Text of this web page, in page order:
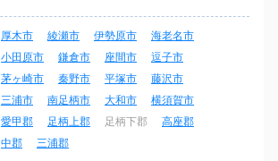
厚木市 綾瀬市 伊勢原市
海老名市
小田原市
鎌倉市 座間市
逗子市
茅ヶ崎市
秦野市 平塚市
藤沢市
三浦市
南足柄市 大和市
横須賀市
愛甲郡
足柄上郡 足柄下郡
高座郡
中郡
三浦郡